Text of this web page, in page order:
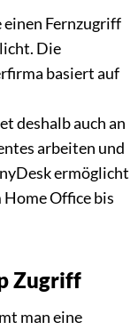
einen Fernzugriff
Die
basiert auf
deshalb auch an
arbeiten und
ermöglicht
Office bis
Zugriff
man eine